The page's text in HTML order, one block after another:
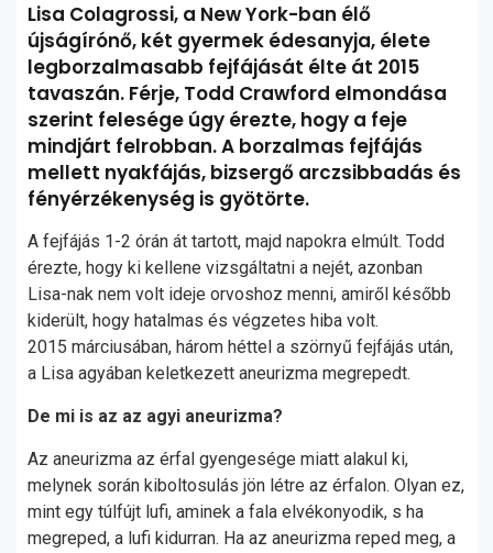
Lisa Colagrossi, a New York-ban élő
újságírónő, két gyermek édesanyja, élete
legborzalmasabb fejfájását élte át 2015
tavaszán. Férje, Todd Crawford elmondása
szerint felesége úgy érezte, hogy a feje
mindjárt felrobban. A borzalmas fejfájás
mellett nyakfájás, bizsergő arczsibbadás és
fényérzékenység is gyötörte.
A fejfájás 1-2 órán át tartott, majd napokra elmúlt. Todd
érezte, hogy ki kellene vizsgáltatni a nejét, azonban
Lisa-nak nem volt ideje orvoshoz menni, amiről később
kiderült, hogy hatalmas és végzetes hiba volt.
2015 márciusában, három héttel a szörnyű fejfájás után,
a Lisa agyában keletkezett aneurizma megrepedt.
De mi is az az agyi aneurizma?
Az aneurizma az érfal gyengesége miatt alakul ki,
melynek során kiboltosulás jön létre az érfalon. Olyan ez,
mint egy túlfújt lufi, aminek a fala elvékonyodik, s ha
megreped, a lufi kidurran. Ha az aneurizma reped meg, a